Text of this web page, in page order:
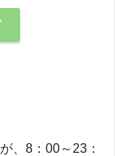
、8：00～23：